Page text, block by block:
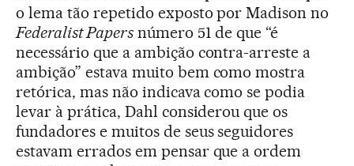
o lema tão repetido exposto por Madison no
Federalist Papersnúmero 51 de que “é
necessário que a ambição contra-arreste a
ambição” estava muito bem como mostra
retórica, mas não indicava como se podia
levar à prática, Dahl considerou que os
fundadores e muitos de seus seguidores
estavam errados em pensar que a ordem